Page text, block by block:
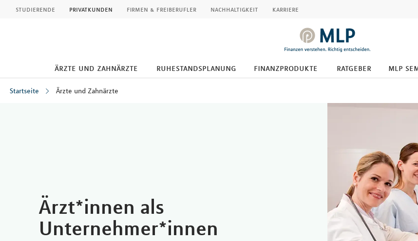
studierende privatkunden firmen & freiberufler nachhaltigkeit karriere
ärzte und zahnärzte ruhestandsplanung finanzprodukte ratgeber mlp
Startseite Ärzte und Zahnärzte
Ärzt*innen als
Unternehmer*innen